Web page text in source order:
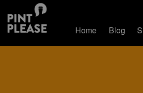
Home Blog